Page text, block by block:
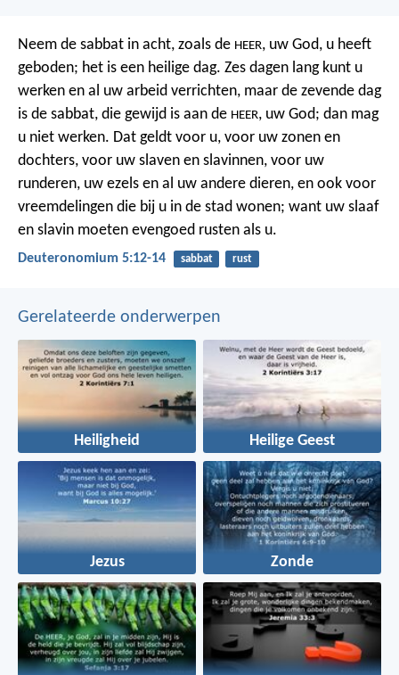
Neem de sabbat in acht, zoals de HEER, uw God, u heeft
geboden; het is een heilige dag. Zes dagen lang kunt u
werken en al uw arbeid verrichten, maar de zevende dag
is de sabbat, die gewijd is aan de HEER, uw God; dan mag
u niet werken. Dat geldt voor u, voor uw zonen en
dochters, voor uw slaven en slavinnen, voor uw
runderen, uw ezels en al uw andere dieren, en ook voor
vreemdelingen die bij u in de stad wonen; want uw slaaf
en slavin moeten evengoed rusten als u.
Deuteronomium 5:12-14 sabbat rust
Gerelateerde onderwerpen
Heiligheid Heilige Geest
Jezus Zonde